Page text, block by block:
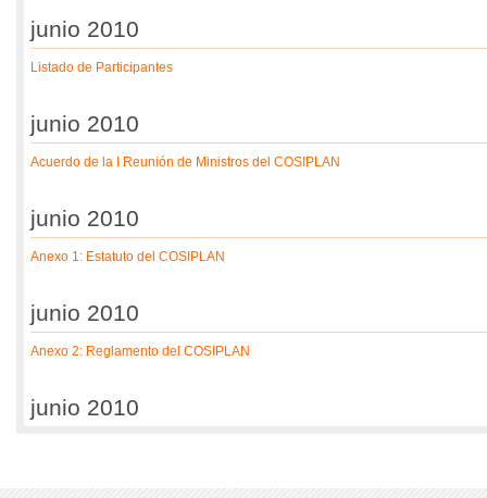
junio 2010
Listado de Participantes
junio 2010
Acuerdo de la I Reunión de Ministros del COSIPLAN
junio 2010
Anexo 1: Estatuto del COSIPLAN
junio 2010
Anexo 2: Reglamento del COSIPLAN
junio 2010